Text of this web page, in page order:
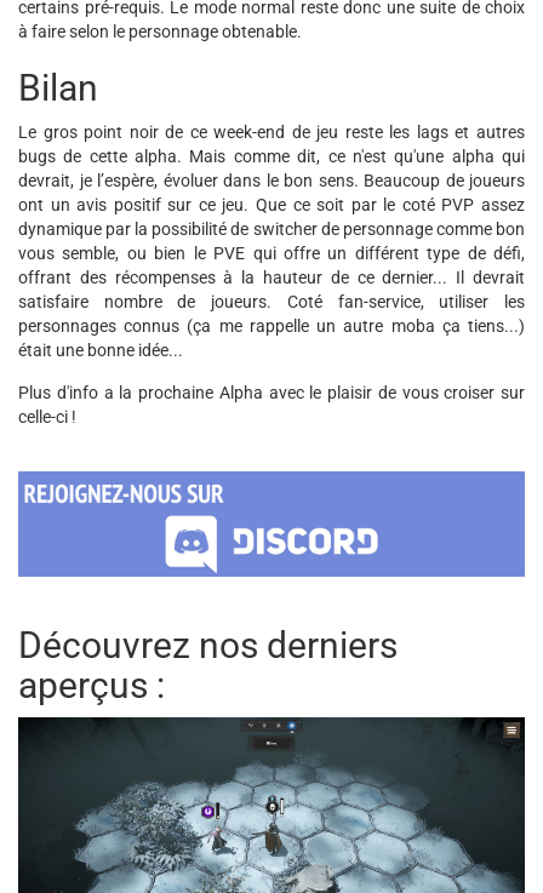
certains pré-requis. Le mode normal reste donc une suite de choix
à faire selon le personnage obtenable.
Bilan
Le gros point noir de ce week-end de jeu reste les lags et autres
bugs de cette alpha. Mais comme dit, ce n'est qu'une alpha qui
devrait, je l’espère, évoluer dans le bon sens. Beaucoup de joueurs
ont un avis positif sur ce jeu. Que ce soit par le coté PVP assez
dynamique par la possibilité de switcher de personnage comme bon
vous semble, ou bien le PVE qui offre un différent type de défi,
offrant des récompenses à la hauteur de ce dernier... Il devrait
satisfaire nombre de joueurs. Coté fan-service, utiliser les
personnages connus (ça me rappelle un autre moba ça tiens...)
était une bonne idée...
Plus d'info a la prochaine Alpha avec le plaisir de vous croiser sur
celle-ci !
Découvrez nos derniers
aperçus :